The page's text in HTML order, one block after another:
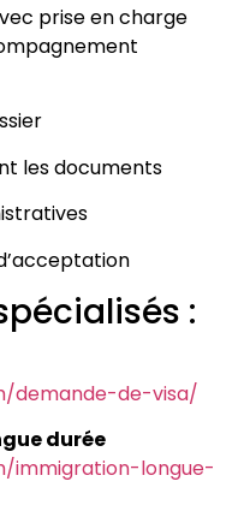
prise en charge
les documents
:
demande-de-visa/
durée
immigration-longue-